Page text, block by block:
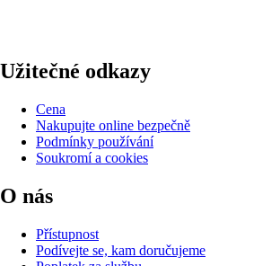
Užitečné odkazy
Cena
Nakupujte online bezpečně
Podmínky používání
Soukromí a cookies
O nás
Přístupnost
Podívejte se, kam doručujeme